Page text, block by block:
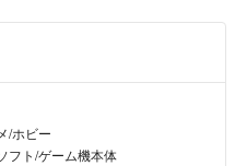
/ホビー
フト/ゲーム機本体